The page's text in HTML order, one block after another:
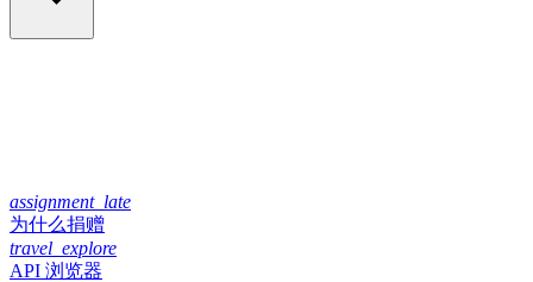
assignment_late
为什么捐赠
travel_explore
API 浏览器